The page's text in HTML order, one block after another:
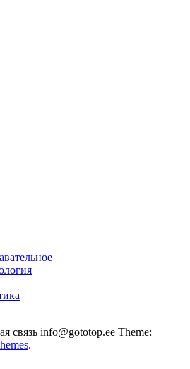
связь info@gototop.ee Theme:
.